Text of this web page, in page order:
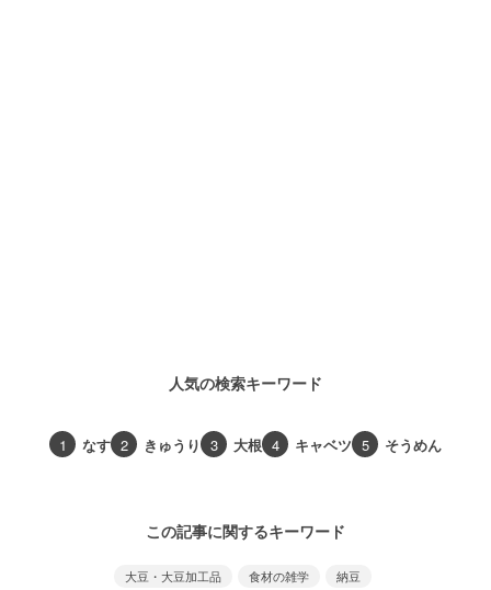
人気の検索キーワード
1 なす 2 きゅうり 3 大根 4 キャベツ 5 そうめん
この記事に関するキーワード
大豆・大豆加工品 食材の雑学 納豆